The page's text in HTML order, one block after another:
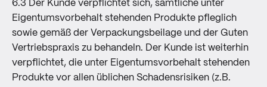
6.3 Der Kunde verpflichtet sich, sämtliche unter
Eigentumsvorbehalt stehenden Produkte pfleglich
sowie gemäß der Verpackungsbeilage und der Guten
Vertriebspraxis zu behandeln. Der Kunde ist weiterhin
verpflichtet, die unter Eigentumsvorbehalt stehenden
Produkte vor allen üblichen Schadensrisiken (z.B.